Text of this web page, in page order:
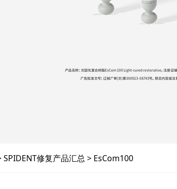
SPIDENT修复产品汇总 EsCom100